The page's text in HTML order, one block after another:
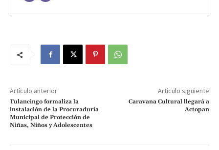
Artículo anterior
Tulancingo formaliza la
instalación de la Procuraduría
Municipal de Protección de
Niñas, Niños y Adolescentes
Artículo siguiente
Caravana Cultural llegará a
Actopan